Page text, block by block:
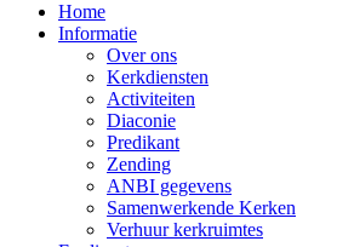
Home
Informatie
Over ons
Kerkdiensten
Activiteiten
Diaconie
Predikant
Zending
ANBI gegevens
Samenwerkende Kerken
Verhuur kerkruimtes